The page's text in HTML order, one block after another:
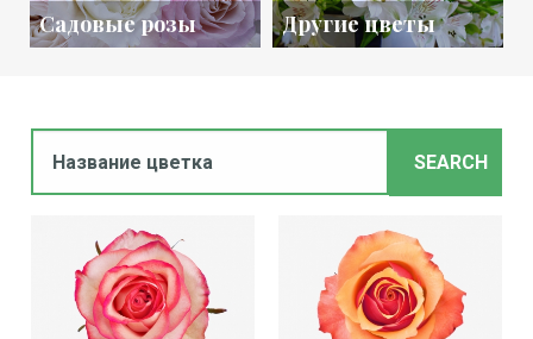
Садовые розы Другие цветы
цветка